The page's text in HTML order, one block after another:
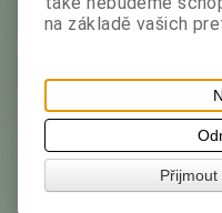
BASILUR
Výrobce:Basilur
Černý čaj
rostlin (kousky
na základě vašich